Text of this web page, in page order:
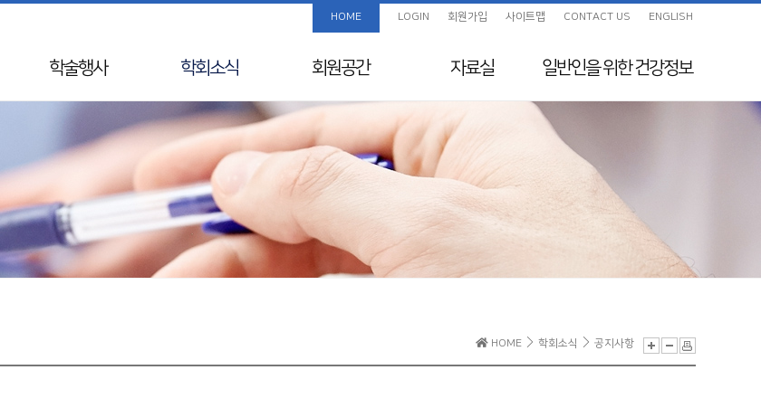
학술행사
학술행사 리스트
춘계학술대회
추계학술대회
SIDDS
KDDW
APDW
학회소식
공지사항
국내외 행사일정
뉴스레터
윤리레터
논문상/연구비
회원공간
사진/화보
회원 검색
해외학회지원
자료실
임상진료지침 정보센
교육자료
전임의 교육목표
보험정보 및 Q&A
지도전문의
전공의를 위한 E-
일반인을 위한건강정보
일반인을 위한 건강정보
HOME LOGIN 회원가입 사이트맵 CONTACT US ENGLISH
HOME 학회소식 공지사항